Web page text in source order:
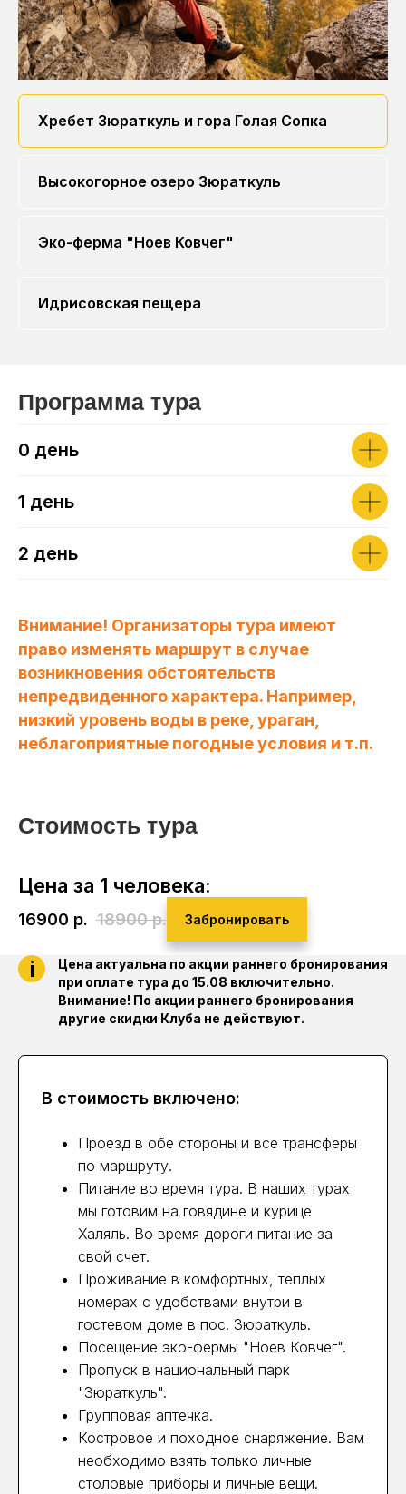
Хребет Зюраткуль и гора Голая Сопка
Высокогорное озеро Зюраткуль
Эко-ферма "Ноев Ковчег"
Идрисовская пещера
Программа тура
0 день
1 день
2 день
Внимание! Организаторы тура имеют
право изменять маршрут в случае
возникновения обстоятельств
непредвиденного характера. Например,
низкий уровень воды в реке, ураган,
неблагоприятные погодные условия и т.п.
Стоимость тура
Цена за 1 человека:
16900 р. 18900 р. Забронировать
i
Цена актуальна по акции раннего бронирования
при оплате тура до 15.08 включительно.
Внимание! По акции раннего бронирования
другие скидки Клуба не действуют.
В стоимость включено:
Проезд в обе стороны и все трансферы
по маршруту.
Питание во время тура. В наших турах
мы готовим на говядине и курице
Халяль. Во время дороги питание за
свой счет.
Проживание в комфортных, теплых
номерах с удобствами внутри в
гостевом доме в пос. Зюраткуль.
Посещение эко-фермы "Ноев Ковчег".
Пропуск в национальный парк
"Зюраткуль".
Групповая аптечка.
Костровое и походное снаряжение. Вам
необходимо взять только личные
столовые приборы и личные вещи.